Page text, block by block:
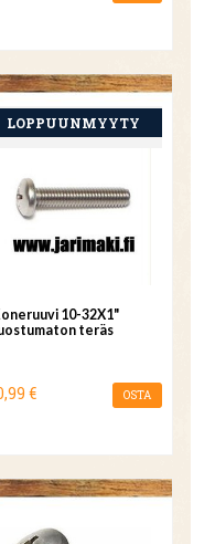
10-32X1"
teräs
€ OSTA